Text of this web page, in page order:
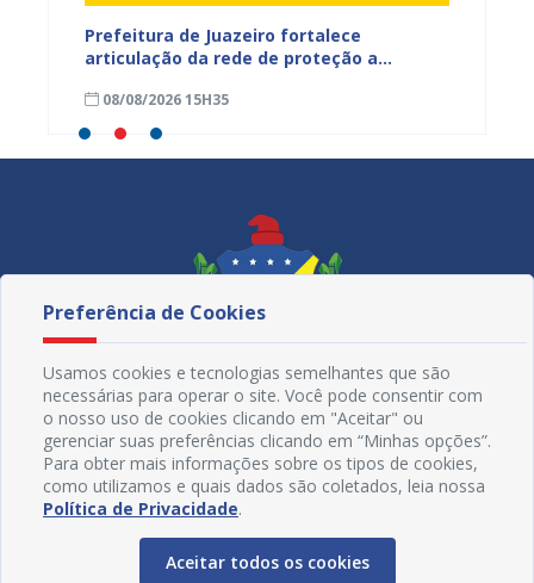
Prefeitura de Juazeiro fortalece
articulação da rede de proteção a
análoga à escravidão
08/08/2026 15H35
Redes Sociais
Preferência de Cookies
Usamos cookies e tecnologias semelhantes que são
necessárias para operar o site. Você pode consentir com
o nosso uso de cookies clicando em "Aceitar" ou
gerenciar suas preferências clicando em “Minhas opções”.
Para obter mais informações sobre os tipos de cookies,
como utilizamos e quais dados são coletados, leia nossa
Política de Privacidade.
Aceitar todos os cookies